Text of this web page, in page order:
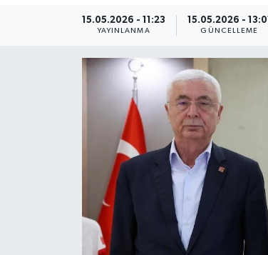
15.05.2026 - 11:23
YAYINLANMA
15.05.2026 - 13:01
GÜNCELLEME
Haber Arşivi